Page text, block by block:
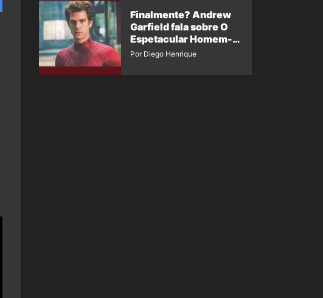
Finalmente? Andrew
Garfield fala sobre O
Espetacular Homem-
Aranha 3
Por Diego Henrique